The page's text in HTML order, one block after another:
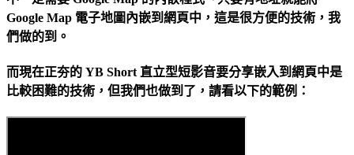
Google Map 電子地圖內嵌到網頁中，這是很方便的技術，我
們做的到。
而現在正夯的 YB Short 直立型短影音要分享嵌入到網頁中是
比較困難的技術，但我們也做到了，請看以下的範例：